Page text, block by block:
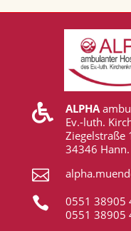
 ALPHA
Ev.-luth.
Ziegelstraße
34346


0551 38905
0551 38905